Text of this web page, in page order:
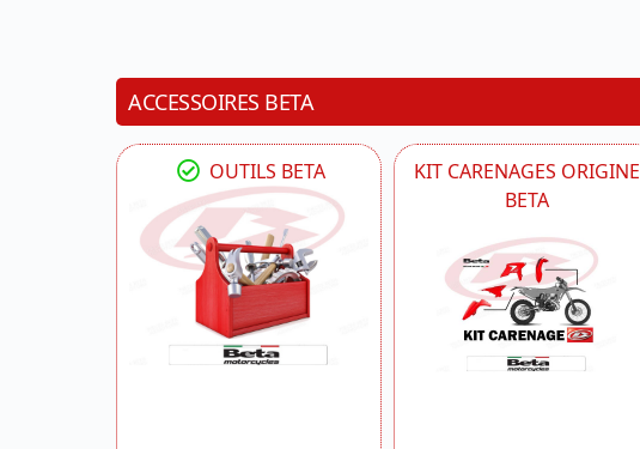
ACCESSOIRES BETA
OUTILS BETA
KIT CARENAGES ORIGINE
BETA